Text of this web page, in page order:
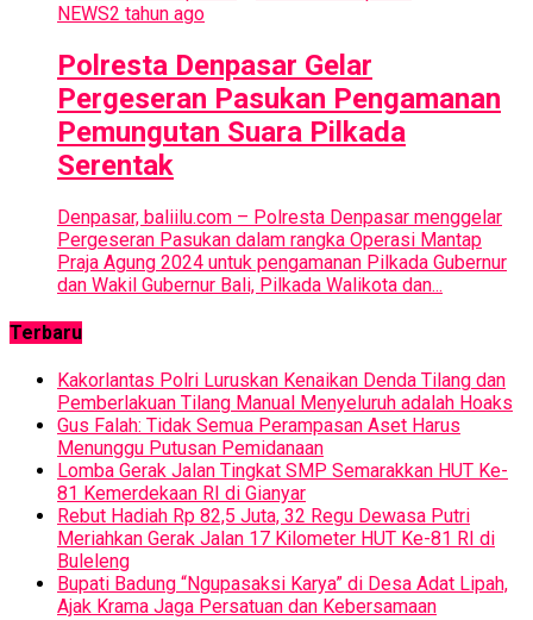
NEWS2 tahun ago
Polresta Denpasar Gelar
Pergeseran Pasukan Pengamanan
Pemungutan Suara Pilkada
Serentak
Denpasar, baliilu.com – Polresta Denpasar menggelar
Pergeseran Pasukan dalam rangka Operasi Mantap
Praja Agung 2024 untuk pengamanan Pilkada Gubernur
dan Wakil Gubernur Bali, Pilkada Walikota dan...
Terbaru
Kakorlantas Polri Luruskan Kenaikan Denda Tilang dan
Pemberlakuan Tilang Manual Menyeluruh adalah Hoaks
Gus Falah: Tidak Semua Perampasan Aset Harus
Menunggu Putusan Pemidanaan
Lomba Gerak Jalan Tingkat SMP Semarakkan HUT Ke-
81 Kemerdekaan RI di Gianyar
Rebut Hadiah Rp 82,5 Juta, 32 Regu Dewasa Putri
Meriahkan Gerak Jalan 17 Kilometer HUT Ke-81 RI di
Buleleng
Bupati Badung “Ngupasaksi Karya” di Desa Adat Lipah,
Ajak Krama Jaga Persatuan dan Kebersamaan